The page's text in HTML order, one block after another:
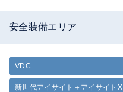
安全装備エリア
VDC
新世代アイサイト＋アイサイトX